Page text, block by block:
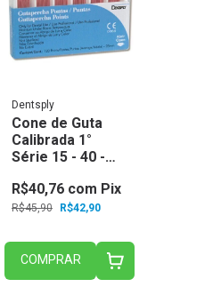
Dentsply
Cone de Guta
Calibrada 1°
Série 15 - 40 -
R$45,90 R$42,90
R$40,76 com Pix
COMPRAR